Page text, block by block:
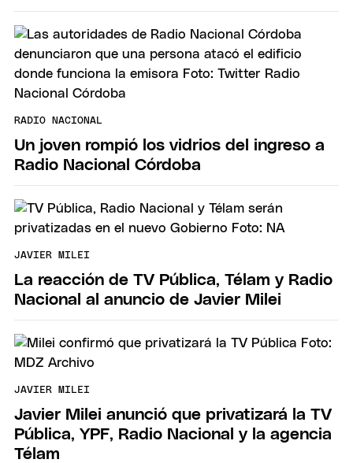
RADIO NACIONAL
Un joven rompió los vidrios del ingreso a
Radio Nacional Córdoba
JAVIER MILEI
La reacción de TV Pública, Télam y Radio
Nacional al anuncio de Javier Milei
JAVIER MILEI
Javier Milei anunció que privatizará la TV
Pública, YPF, Radio Nacional y la agencia
Télam